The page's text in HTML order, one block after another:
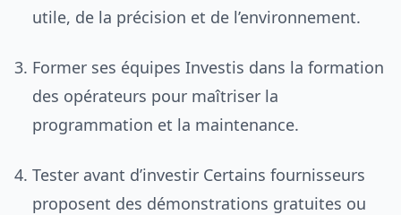
utile, de la précision et de l’environnement.
Former ses équipes Investis dans la formation
des opérateurs pour maîtriser la
programmation et la maintenance.
Tester avant d’investir Certains fournisseurs
proposent des démonstrations gratuites ou